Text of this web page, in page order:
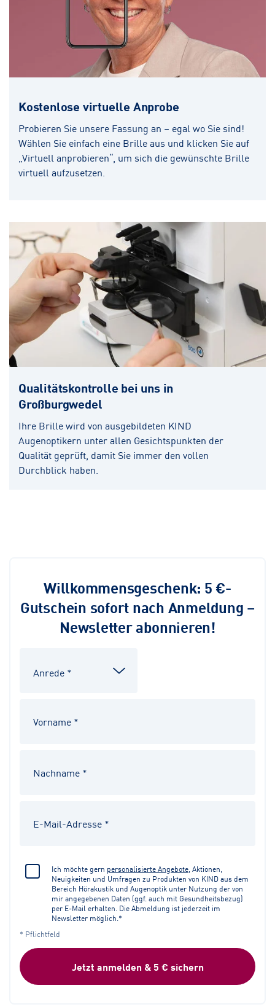
Kostenlose virtuelle Anprobe
Probieren Sie unsere Fassung an – egal wo Sie sind!
Wählen Sie einfach eine Brille aus und klicken Sie auf
„Virtuell anprobieren“, um sich die gewünschte Brille
virtuell aufzusetzen.
Qualitätskontrolle bei uns in
Großburgwedel
Ihre Brille wird von ausgebildeten KIND
Augenoptikern unter allen Gesichtspunkten der
Qualität geprüft, damit Sie immer den vollen
Durchblick haben.
Willkommensgeschenk: 5 €-
Gutschein sofort nach Anmeldung –
Newsletter abonnieren!
Ich möchte gern personalisierte Angebote , Aktionen,
Neuigkeiten und Umfragen zu Produkten von KIND aus dem
Bereich Hörakustik und Augenoptik unter Nutzung der von
mir angegebenen Daten (ggf. auch mit Gesundheitsbezug)
per E-Mail erhalten. Die Abmeldung ist jederzeit im
Newsletter möglich.*
* Pflichtfeld
Jetzt anmelden & 5 € sichern